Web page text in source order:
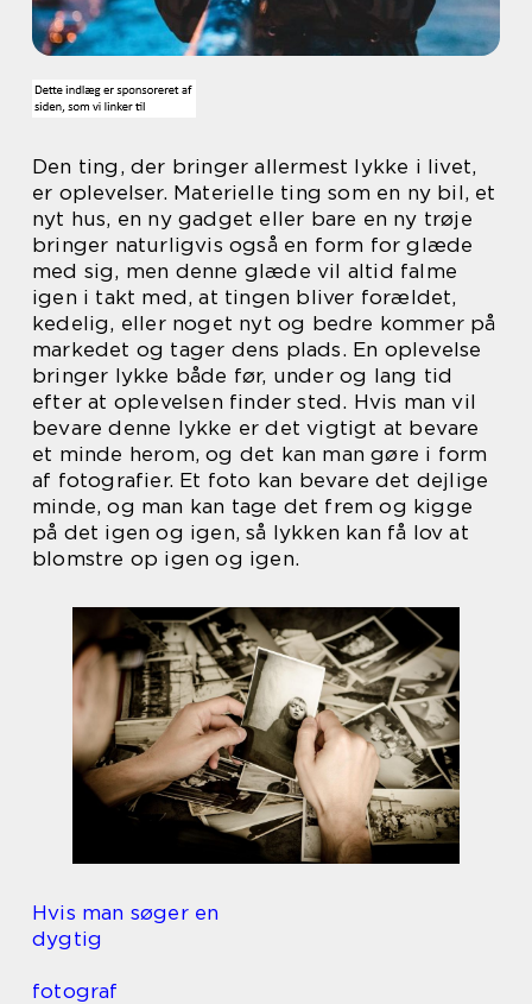
Den ting, der bringer allermest lykke i livet,
er oplevelser. Materielle ting som en ny bil, et
nyt hus, en ny gadget eller bare en ny trøje
bringer naturligvis også en form for glæde
med sig, men denne glæde vil altid falme
igen i takt med, at tingen bliver forældet,
kedelig, eller noget nyt og bedre kommer på
markedet og tager dens plads. En oplevelse
bringer lykke både før, under og lang tid
efter at oplevelsen finder sted. Hvis man vil
bevare denne lykke er det vigtigt at bevare
et minde herom, og det kan man gøre i form
af fotografier. Et foto kan bevare det dejlige
minde, og man kan tage det frem og kigge
på det igen og igen, så lykken kan få lov at
blomstre op igen og igen.
Hvis man søger en
dygtig
fotograf